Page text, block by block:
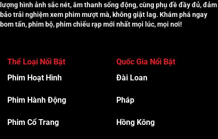
lượng hình ảnh sắc nét, âm thanh sống động, cùng phụ đề đầy đủ, đảm
bảo trải nghiệm xem phim mượt mà, không giật lag. Khám phá ngay
bom tấn, phim bộ, phim chiếu rạp mới nhất mọi lúc, mọi nơi!
Thể Loại Nổi Bật
Phim Hoạt Hình
Phim Hành Động
Phim Cổ Trang
Quốc Gia Nổi Bật
Đài Loan
Pháp
Hồng Kông